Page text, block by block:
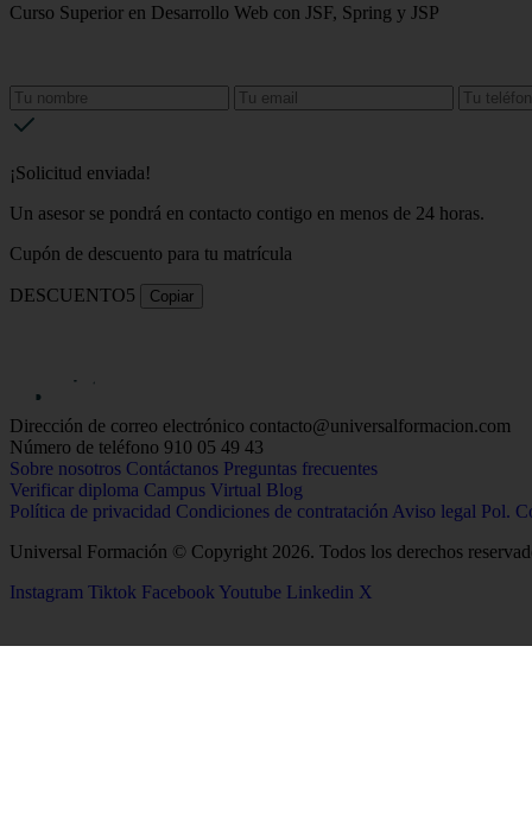
Curso Superior en Desarrollo Web con JSF, Spring y JSP
¡Solicitud enviada!
Un asesor se pondrá en contacto contigo en menos de 24 horas.
Cupón de descuento para tu matrícula
DESCUENTO5 Copiar
Dirección de correo electrónico contacto@universalformacion.com
Número de teléfono 910 05 49 43
Sobre nosotros Contáctanos Preguntas frecuentes
Verificar diploma Campus Virtual Blog
Política de privacidad Condiciones de contratación Aviso legal Pol.
Universal Formación © Copyright 2026. Todos los derechos
Instagram Tiktok Facebook Youtube Linkedin X